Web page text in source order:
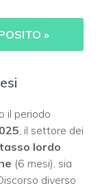
»
il periodo
, il settore dei
lordo
(6 mesi), sia
diverso